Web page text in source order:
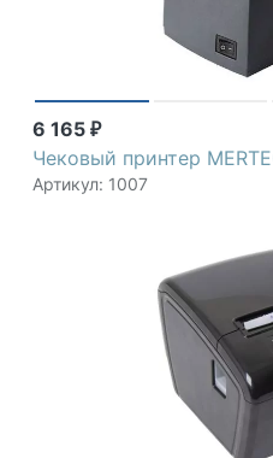
6 165 ₽
Чековый принтер
Артикул: 1007